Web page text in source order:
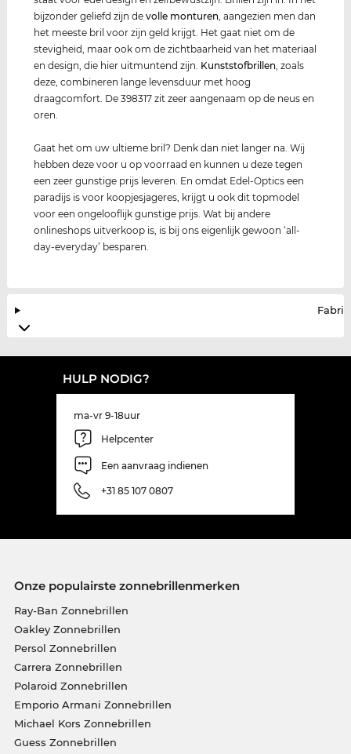
bijzonder geliefd zijn devolle monturen, aangezien men dan
het meeste bril voor zijn geld krijgt. Het gaat niet om de
stevigheid, maar ook om de zichtbaarheid van het materiaal
en design, die hier uitmuntend zijn. Kunststofbrillen, zoals
deze, combineren lange levensduur met hoog
draagcomfort. De 398317 zit zeer aangenaam op de neus en
oren.
Gaat het om uw ultieme bril? Denk dan niet langer na. Wij
hebben deze voor u op voorraad en kunnen u deze tegen
een zeer gunstige prijs leveren. En omdat Edel-Optics een
paradijs is voor koopjesjageres, krijgt u ook dit topmodel
voor een ongelooflijk gunstige prijs. Wat bij andere
onlineshops uitverkoop is, is bij ons eigenlijk gewoon ‘all-
day-everyday’ besparen.
HULP NODIG?
ma-vr 9-18uur
Helpcenter
Een aanvraag indienen
+31 85 107 0807
Onze populairste zonnebrillenmerken
Ray-Ban Zonnebrillen
Oakley Zonnebrillen
Persol Zonnebrillen
Carrera Zonnebrillen
Polaroid Zonnebrillen
Emporio Armani Zonnebrillen
Michael Kors Zonnebrillen
Guess Zonnebrillen